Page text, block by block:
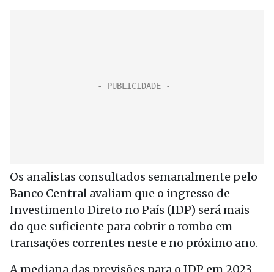
Os analistas consultados semanalmente pelo
Banco Central avaliam que o ingresso de
Investimento Direto no País (IDP) será mais
do que suficiente para cobrir o rombo em
transações correntes neste e no próximo ano.